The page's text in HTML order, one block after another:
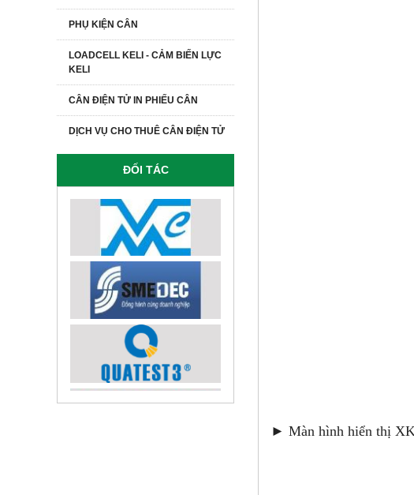
► Màn hình hiển thị
PHỤ KIỆN CÂN
LOADCELL KELI - CẢM BIẾN LỰC
KELI
CÂN ĐIỆN TỬ IN PHIẾU CÂN
DỊCH VỤ CHO THUÊ CÂN ĐIỆN TỬ
ĐỐI TÁC